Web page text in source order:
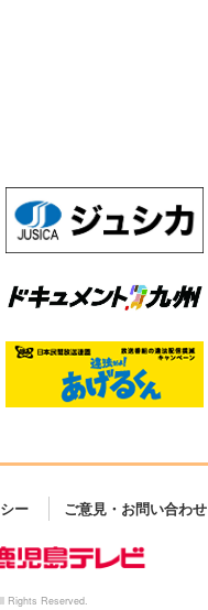
ー ご意見・お問い合わせ
Rights Reserved.